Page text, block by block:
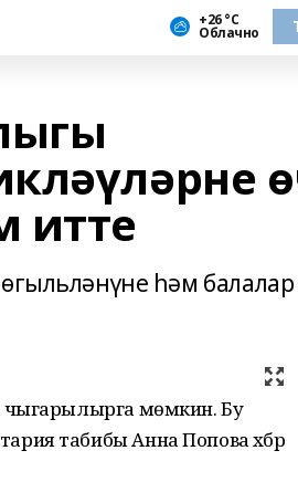
+26 °С
Облачно
итте
һәм балалар
чыгарылырга мөмкин. Бу
табибы Анна Попова хәбәр